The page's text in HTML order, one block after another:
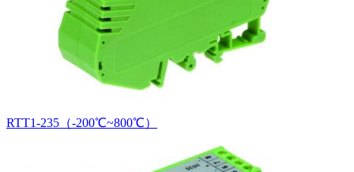
RTT1-235（-200℃~800℃）